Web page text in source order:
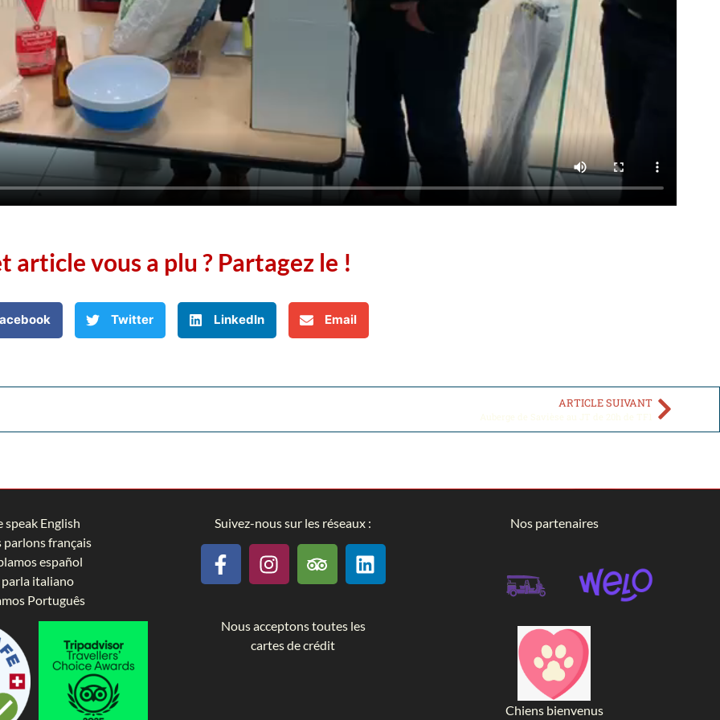
article vous a plu ? Partagez le !
Twitter LinkedIn Email
ARTICLE SUIVANT
speak English
parlons français
español
parla italiano
Português
Suivez-nous sur les réseaux :
Nous acceptons toutes les
cartes de crédit
Nos partenaires
Chiens bienvenus